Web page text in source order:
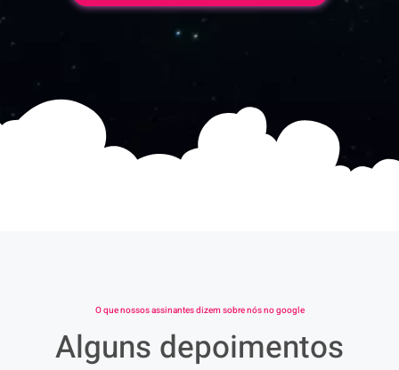
O que nossos assinantes dizem sobre nós no google
Alguns depoimentos